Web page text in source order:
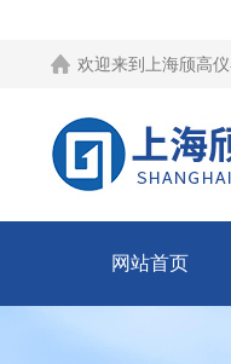
欢迎来到 上海颀高
网站首页